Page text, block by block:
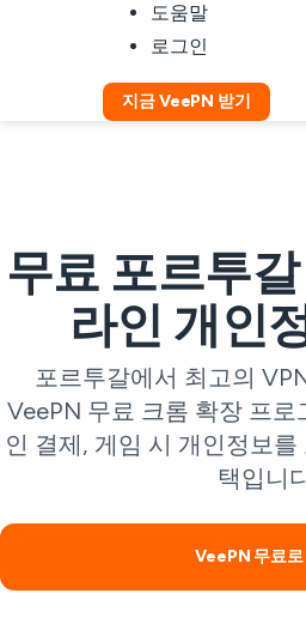
도움말
로그인
지금 VeePN 받기
무료 포르투
라인 개인
포르투갈에서 최고의
VeePN 무료 크롬 확장 프
인 결제, 게임 시 개인정보
택입니
VeePN 무료로